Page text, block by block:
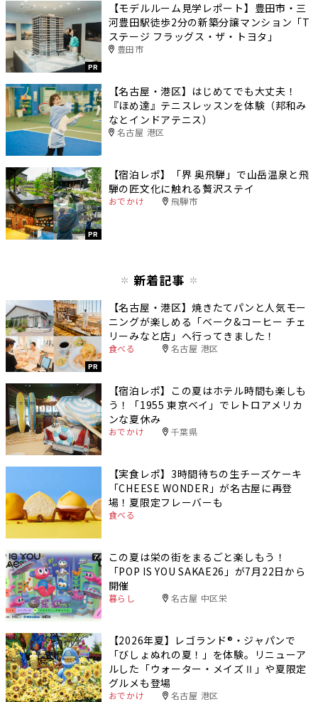
PR
【モデルルーム見学レポート】豊田市・三
河豊田駅徒歩2分の新築分譲マンション「T
ステージ フラッグス・ザ・トヨタ」
豊田市
【名古屋・港区】はじめてでも大丈夫！
『ほめ達』テニスレッスンを体験（邦和み
なとインドアテニス）
名古屋 港区
PR
【宿泊レポ】「界 奥飛騨」で山岳温泉と飛
騨の匠文化に触れる贅沢ステイ
おでかけ 飛騨市
新着記事
PR
【名古屋・港区】焼きたてパンと人気モー
ニングが楽しめる「ベーク&コーヒー チェ
リーみなと店」へ行ってきました！
食べる 名古屋 港区
【宿泊レポ】この夏はホテル時間も楽しも
う！「1955 東京ベイ」でレトロアメリカ
ンな夏休み
おでかけ 千葉県
【実食レポ】3時間待ちの生チーズケーキ
「CHEESE WONDER」が名古屋に再登
場！夏限定フレーバーも
食べる
この夏は栄の街をまるごと楽しもう！
「POP IS YOU SAKAE26」が7月22日から
開催
暮らし 名古屋 中区栄
【2026年夏】レゴランド®・ジャパンで
「びしょぬれの夏！」を体験。リニューア
ルした「ウォーター・メイズⅡ」や夏限定
グルメも登場
おでかけ 名古屋 港区